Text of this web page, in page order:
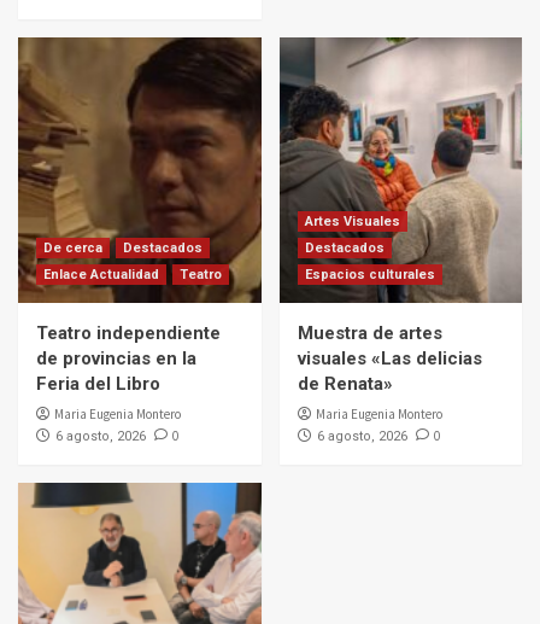
De cerca
Destacados
Enlace Actualidad
Teatro
Teatro independiente
de provincias en la
Feria del Libro
Maria Eugenia Montero
6 agosto, 2026 0
Artes Visuales
Destacados
Espacios culturales
Muestra de artes
visuales «Las delicias
de Renata»
Maria Eugenia Montero
6 agosto, 2026 0